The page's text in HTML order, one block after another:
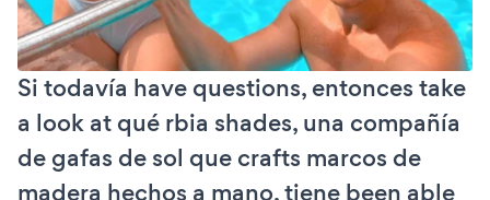
Si todavía have questions, entonces take
a look at qué rbia shades, una compañía
de gafas de sol que crafts marcos de
madera hechos a mano, tiene been able